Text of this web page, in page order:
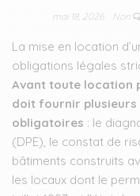
mai 18, 2026 Non
La mise en location
obligations légales
Avant toute location
doit fournir
obligatoires : le
(DPE), le constat de
bâtiments construits
les locaux dont le